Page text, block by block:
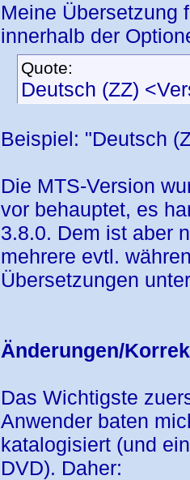
Meine Übersetzung
innerhalb der
Quote:
Deutsch (ZZ)
Beispiel: "Deutsch
Die MTS-Version
vor behauptet, es
3.8.0. Dem ist aber
mehrere evtl.
Übersetzungen
Änderungen/
Das Wichtigste
Anwender baten
katalogisiert (und
DVD). Daher: